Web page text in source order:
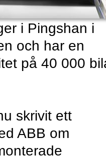
i Pingshan i
och har en
på 40 000
skrivit ett
ABB om